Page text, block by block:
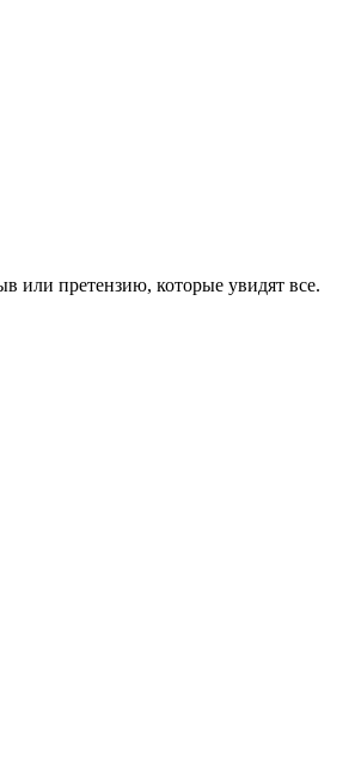
или претензию, которые увидят все.